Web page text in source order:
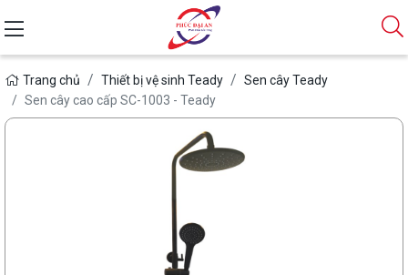
Trang chủ Thiết bị vệ sinh Teady
Sen cây Teady
Sen cây cao cấp SC-1003 - Teady